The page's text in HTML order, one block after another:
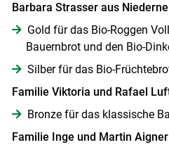
Barbara Strasser aus
Gold für das Bio-Roggen
Bauernbrot und den Bio-
Silber für das Bio-
Familie Viktoria und Rafael
Bronze für das klassische
Familie Inge und Martin